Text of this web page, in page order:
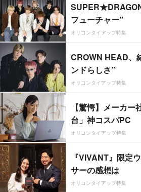
フューチャー”
オリコンタイアップ特集
CROWN HEAD、
ンドらしさ”
オリコンタイアップ特集
【驚愕】メーカ
台」神コスパPC
オリコンタイアップ特集
『VIVANT』限定
サーの感想は
オリコンタイアップ特集